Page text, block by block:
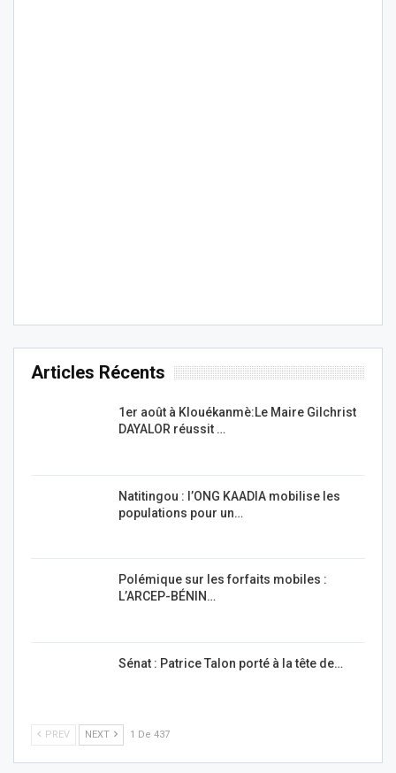
Articles Récents
1er août à Klouékanmè:Le Maire Gilchrist
DAYALOR réussit …
Natitingou : l’ONG KAADIA mobilise les
populations pour un…
Polémique sur les forfaits mobiles :
L’ARCEP-BÉNIN…
Sénat : Patrice Talon porté à la tête de…
PREV NEXT 1 De 437